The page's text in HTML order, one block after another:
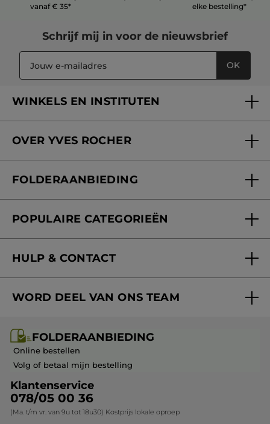
vanaf € 35*
elke bestelling*
Schrijf mij in voor de nieuwsbrief
OK
WINKELS EN INSTITUTEN
Verzorging in onze Schoonheidsinstituten
OVER YVES ROCHER
Onze beloften
Blog Act Beautiful
FOLDERAANBIEDING
POPULAIRE CATEGORIEËN
Aanbiedingen
Cadeau-ideeën
Kerstcollectie
HULP & CONTACT
Mijn geschenken
Veelgestelde vragen
Contact opnemen
WORD DEEL VAN ONS TEAM
Franchisenemer of bedrijfsleider worden
FOLDERAANBIEDING
Online bestellen
Volg of betaal mijn bestelling
Klantenservice
078/05 00 36
(Ma. t/m vr. van 9u tot 18u30) Kostprijs lokale oproep